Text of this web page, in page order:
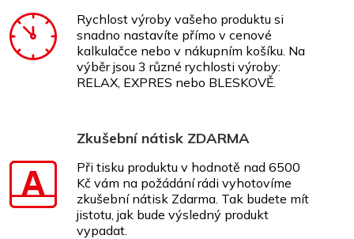
Rychlost výroby vašeho produktu si
snadno nastavíte přímo v cenové
kalkulačce nebo v nákupním košíku. Na
výběr jsou 3 různé rychlosti výroby:
RELAX, EXPRES nebo BLESKOVĚ.
Zkušební nátisk ZDARMA
Při tisku produktu v hodnotě nad 6500
Kč vám na požádání rádi vyhotovíme
zkušební nátisk Zdarma. Tak budete mít
jistotu, jak bude výsledný produkt
vypadat.